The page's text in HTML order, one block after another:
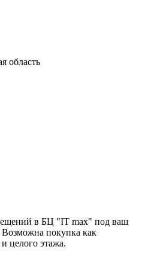
область
в БЦ "IT max" под ваш
Возможна покупка как
целого этажа.